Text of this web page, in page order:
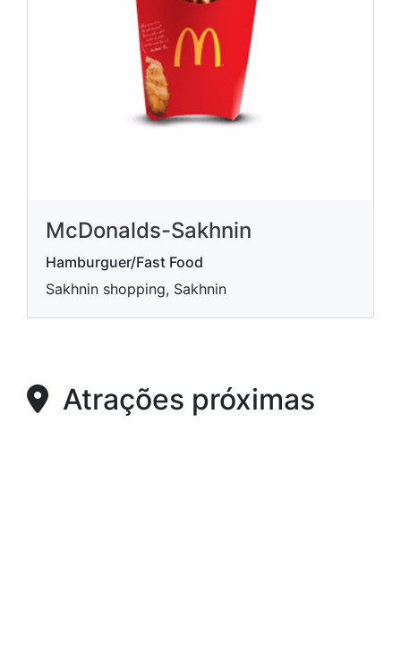
McDonalds-Sakhnin
Hamburguer/Fast Food
Sakhnin shopping, Sakhnin
Atrações próximas